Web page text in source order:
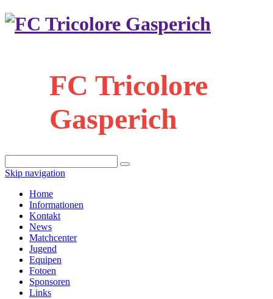
FC Tricolore
Gasperich
Skip navigation
Home
Informationen
Kontakt
News
Matchcenter
Jugend
Equipen
Fotoen
Sponsoren
Links